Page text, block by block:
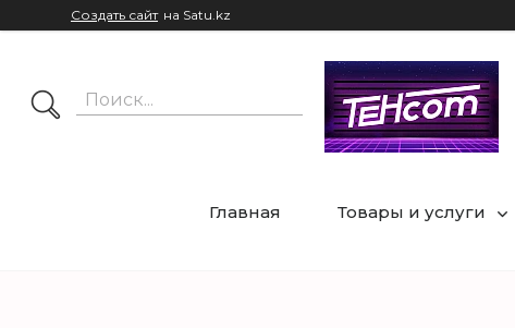
Создать сайт на Satu.kz
Главная Товары и услуги